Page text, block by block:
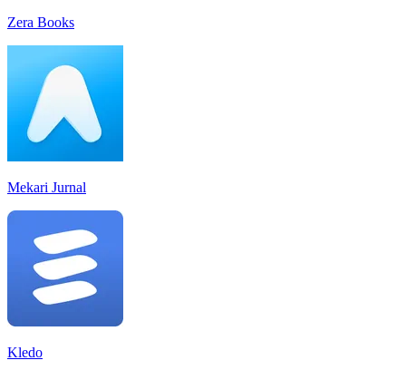
Zera Books
Mekari Jurnal
Kledo